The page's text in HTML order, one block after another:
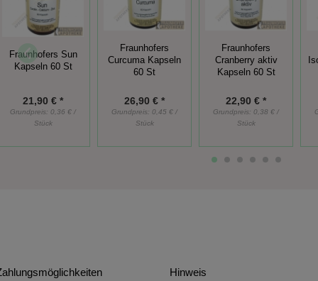
Fraunhofers Sun
Kapseln 60 St
21,90 € *
Grundpreis: 0,36 € /
Stück
Fraunhofers
Curcuma Kapseln
60 St
26,90 € *
Grundpreis: 0,45 € /
Stück
Fraunhofers
Cranberry aktiv
Kapseln 60 St
22,90 € *
Grundpreis: 0,38 € /
Stück
Hinweis